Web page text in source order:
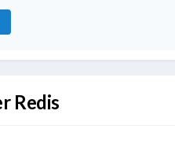
Redis